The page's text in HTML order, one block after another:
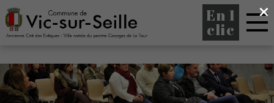
En 1
clic
×